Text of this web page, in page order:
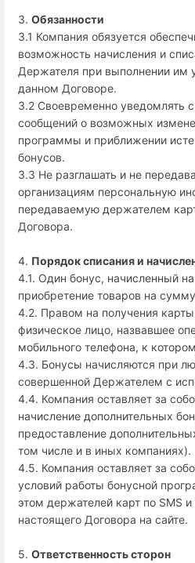
3. Обязанности
3.1 Компания обязуется
возможность начисления и
Держателя при выполнении им
данном Договоре.
3.2 Своевременно уведомлять
сообщений о возможных
программы и приближении
бонусов.
3.3 Не разглашать и не
организациям персональную
передаваемую держателем
Договора.
4. Порядок списания и
4.1. Один бонус, начисленный
приобретение товаров на
4.2. Правом на получения
физическое лицо, назвавшее
мобильного телефона, к
4.3. Бонусы начисляются при
совершенной Держателем с
4.4. Компания оставляет за
начисление дополнительных
предоставление
том числе и в иных компаниях).
4.5. Компания оставляет за
условий работы бонусной
этом держателей карт по SMS и
настоящего Договора на сайте.
5. Ответственность сторон